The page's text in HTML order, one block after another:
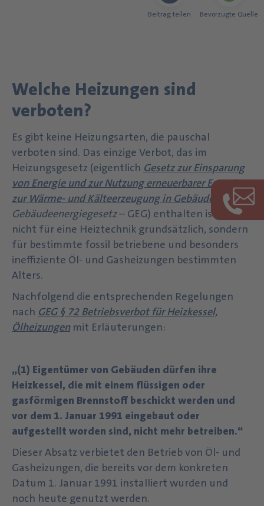
Beitrag teilen Bevorzugte Quelle
Welche Heizungen sind
verboten?
Es gibt keine Heizungsarten, die pauschal
verboten sind. Das einzige Verbot, das im
Heizungsgesetz (eigentlich Gesetz zur Einsparung
von Energie und zur Nutzung erneuerbarer Energien
zur Wärme- und Kälteerzeugung in Gebäuden
, kurz
Gebäudeenergiegesetz– GEG) enthalten ist, gilt
nicht für eine Heiztechnik grundsätzlich, sondern
für bestimmte fossil betriebene und besonders
ineffiziente Öl- und Gasheizungen bestimmten
Alters.
Nachfolgend die entsprechenden Regelungen
nach GEG § 72 Betriebsverbot für Heizkessel,
Ölheizungenmit Erläuterungen:
„(1) Eigentümer von Gebäuden dürfen ihre
Heizkessel, die mit einem flüssigen oder
gasförmigen Brennstoff beschickt werden und
vor dem 1. Januar 1991 eingebaut oder
aufgestellt worden sind, nicht mehr betreiben.“
Dieser Absatz verbietet den Betrieb von Öl- und
Gasheizungen, die bereits vor dem konkreten
Datum 1. Januar 1991 installiert wurden und
noch heute genutzt werden.